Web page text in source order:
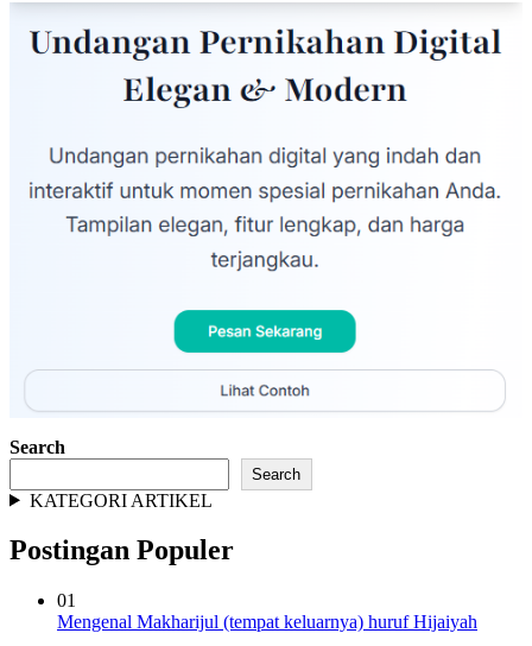
Search
Search
KATEGORI ARTIKEL
Postingan Populer
01
Mengenal Makharijul (tempat keluarnya) huruf Hijaiyah